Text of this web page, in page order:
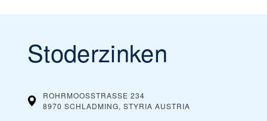
Stoderzinken
ROHRMOOSSTRASSE 234
8970 SCHLADMING, STYRIA AUSTRIA